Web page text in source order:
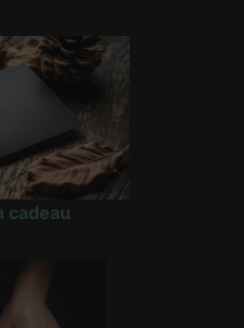
cadeau